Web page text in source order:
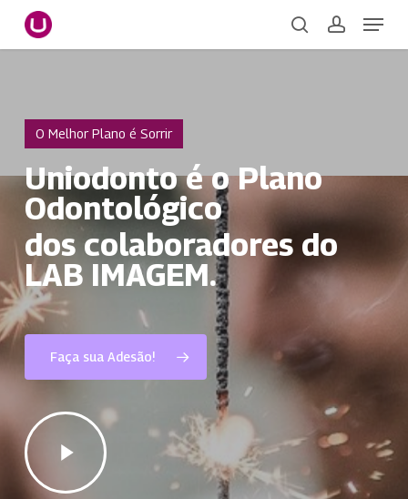
main
Menu
O Melhor Plano é Sorrir
Uniodonto é o Plano
Odontológico
dos colaboradores do
LAB IMAGEM.
Faça sua Adesão!
Play
Video
Close